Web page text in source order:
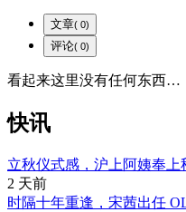
文章 ( 0)
评论 ( 0)
看起来这里没有任何东西…
快讯
立秋仪式感，沪上阿姨奉上
2 天前
时隔十年重逢，宋茜出任